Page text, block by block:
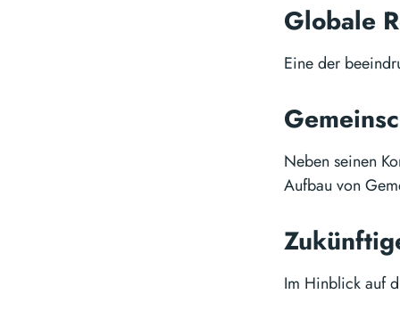
Globale
Eine der
Neben seinen
Aufbau von
Im Hinblick auf